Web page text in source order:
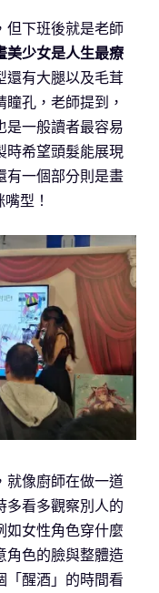
但下班後就是老師
美少女是人生最療
還有大腿以及毛茸
孔，老師提到，
是一般讀者最容易
時希望頭髮能展現
有一個部分則是畫
型！
就像廚師在做一道
多看多觀察別人的
如女性角色穿什麼
角色的臉與整體造
「醒酒」的時間看